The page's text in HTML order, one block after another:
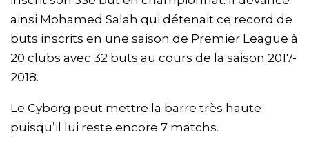
ainsi Mohamed Salah qui détenait ce record de
buts inscrits en une saison de Premier League à
20 clubs avec 32 buts au cours de la saison 2017-
2018.
Le Cyborg peut mettre la barre très haute
puisqu’il lui reste encore 7 matchs.